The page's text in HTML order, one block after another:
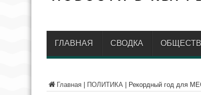
ГЛАВНАЯ СВОДКА
Главная ПОЛИТИКА Рекордный год для